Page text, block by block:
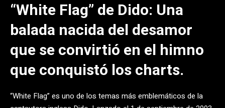
“White Flag” de Dido: Una
balada nacida del desamor
que se convirtió en el himno
que conquistó los charts.
“White Flag” es uno de los temas más emblemáticos de la